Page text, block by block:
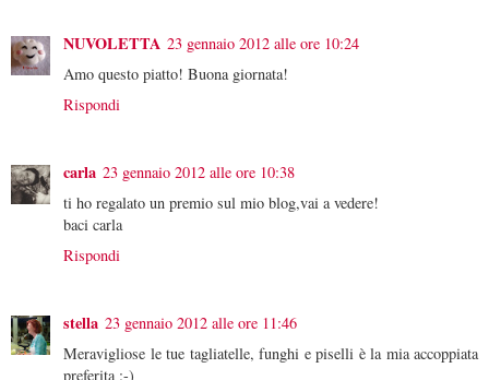
NUVOLETTA 23 gennaio 2012 alle ore 10:24
Amo questo piatto! Buona giornata!
Rispondi
carla 23 gennaio 2012 alle ore 10:38
ti ho regalato un premio sul mio blog,vai a vedere!
baci carla
Rispondi
stella 23 gennaio 2012 alle ore 11:46
Meravigliose le tue tagliatelle, funghi e piselli è la mia accoppiata
preferita :-)